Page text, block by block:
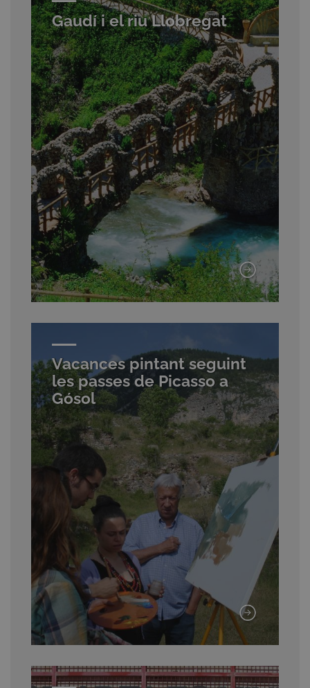
Gaudí i el riu Llobregat
Vacances pintant seguint
les passes de Picasso a
Gósol